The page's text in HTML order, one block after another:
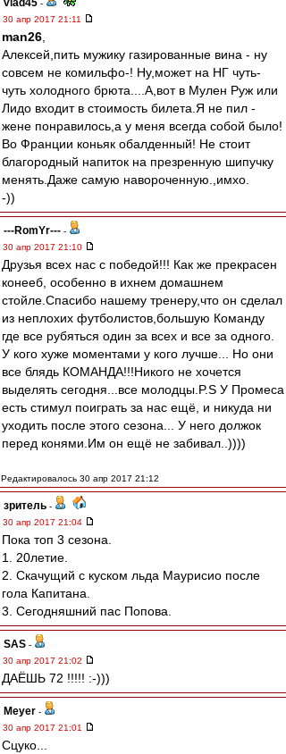
vlad45 -
30 апр 2017 21:11
man26
Алексей,пить мужику газированные вина - ну
совсем не комильфо-! Ну,может на НГ чуть-
чуть холодного брюта....А,вот в Мулен Руж или
Лидо входит в стоимость билета.Я не пил -
жене понравилось,а у меня всегда собой было!
Во Франции коньяк обалденный! Не стоит
благородный напиток на презренную шипучку
менять.Даже самую навороченную.,имхо.
-))
---RomYr--- -
30 апр 2017 21:10
Друзья всех нас с победой!!! Как же прекрасен
конееб, особенно в ихнем домашнем
стойле.Спасибо нашему тренеру,что он сделал
из неплохих футболистов,большую Команду
где все рубяться один за всех и все за одного.
У кого хуже моментами у кого лучше... Но они
все блядь КОМАНДА!!!Никого не хочется
выделять сегодня...все молодцы.P.S У Промеса
есть стимул поиграть за нас ещё, и никуда ни
уходить после этого сезона... У него должок
перед конями.Им он ещё не забивал..))))
Редактировалось 30 апр 2017 21:12
зpитель -
30 апр 2017 21:04
Пока топ 3 сезона.
1. 20летие.
2. Скачущий с куском льда Маурисио после
гола Капитана.
3. Сегодняшний пас Попова.
SAS -
30 апр 2017 21:02
ДАЁШЬ 72 !!!!! :-)))
Meyer -
30 апр 2017 21:01
Сцуко...